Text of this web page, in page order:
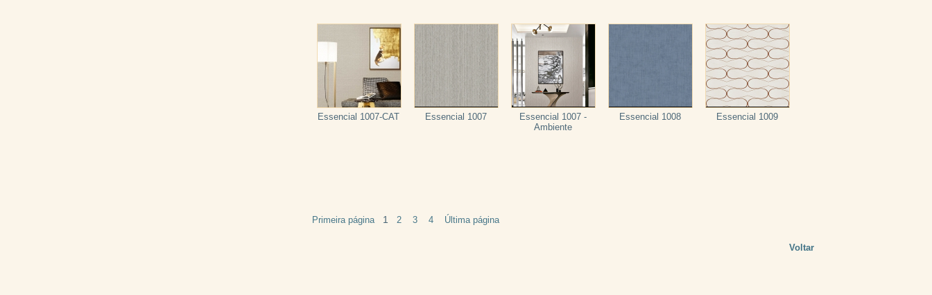
Essencial 1007-CAT Essencial 1007
Essencial 1007 -
Ambiente
Essencial 1008 Essencial 1009
Primeira página 1 2 3 4 Última página
Voltar